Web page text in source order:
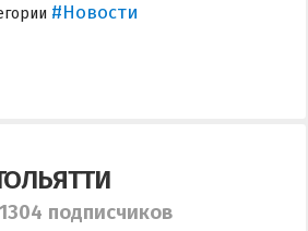
#Новости
подписчиков